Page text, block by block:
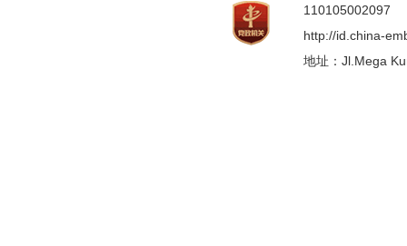
110105002097
http://id.china-
地址：Jl.Mega